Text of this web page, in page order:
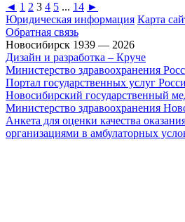
◄ 1 2 3 4 5 ... 14 ►
Юридическая информация Карта
Обратная связь
Новосибирск 1939 — 2026
Дизайн и разработка – Круче
Министерство здравоохранения
Портал государственных услуг
Новосибирский государственный
Министерство здравоохранения
Анкета для оценки качества
организациями в амбулаторных